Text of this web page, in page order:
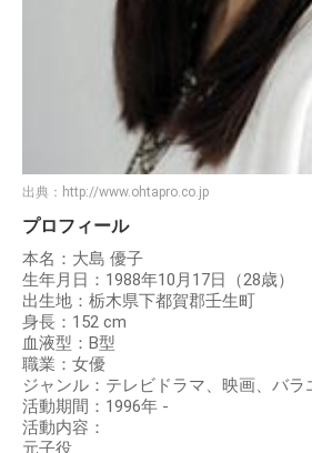
出典： http://www.ohtapro.co.jp
プロフィール
本名：大島 優子
生年月日：1988年10月17日（28歳）
出生地：栃木県下都賀郡壬生町
身長：152 cm
血液型：B型
職業：女優
ジャンル：テレビドラマ、映画、バラ
活動期間：1996年 -
活動内容：
元子役